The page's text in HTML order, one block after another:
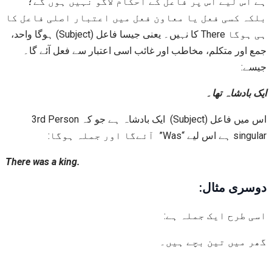
بلکہ کسی فعل یا معاون فعل میں اعتبار اصلی فاعل کا
ہی ہوگا There کا نہیں۔ یعنی جیسا فاعل (Subject) ہوگا واحد،
جمع اور متکلم، مخاطب اور غائب اسی اعتبار سے فعل آئے گا۔
جیسے:
ایک بادشاہ تھا۔
اس میں فاعل (Subject) ایک بادشاہ ہے جو کہ 3rd Person
singular ہے اس لیے “Was” آئےگا اور جملہ ہوگا:
There was a king.
دوسری مثال:
اسی طرح ایک جملہ ہے:
گھر میں تین بچے ہیں۔